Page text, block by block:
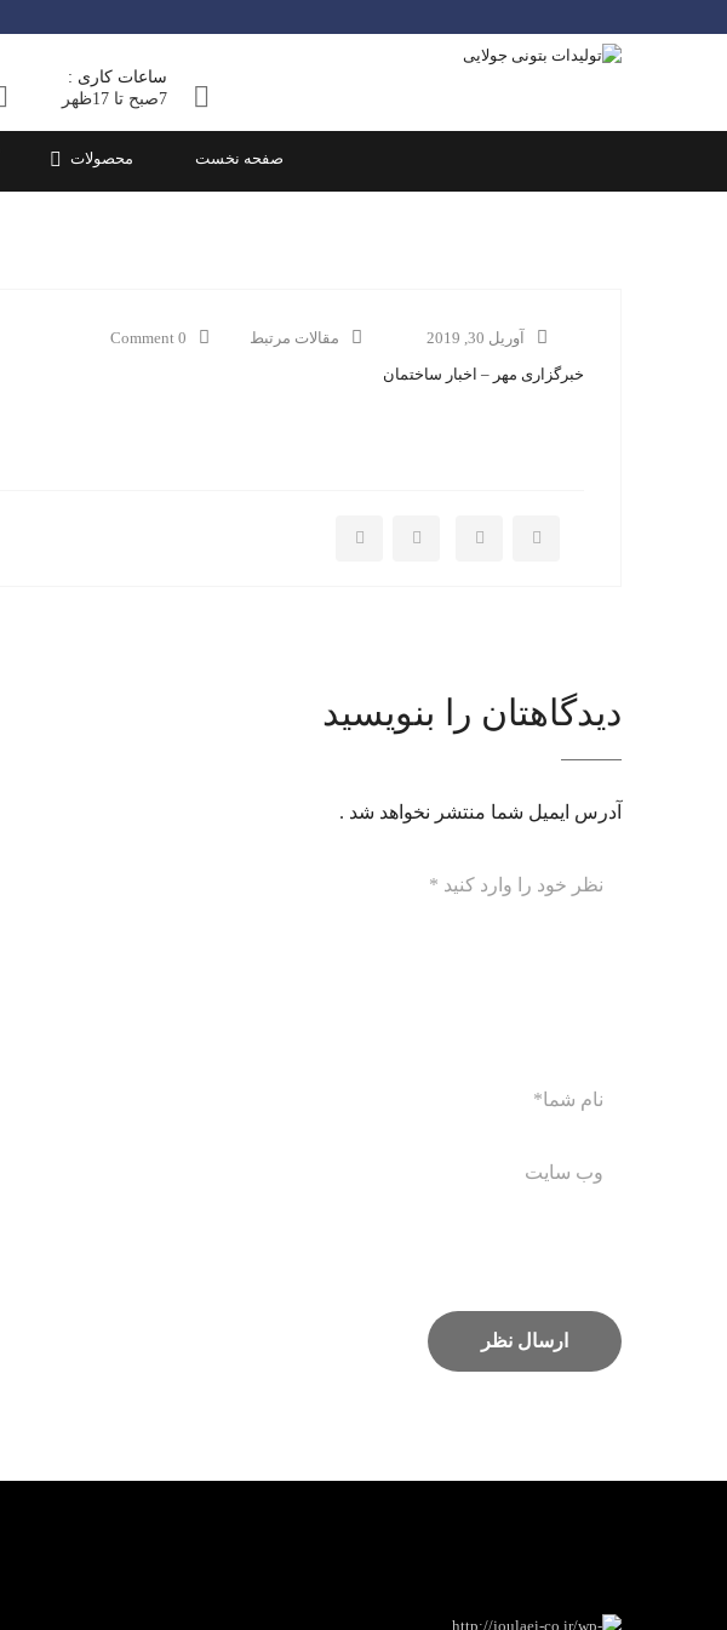
ساعات کاری :
7صبح تا 17ظهر
صفحه نخست محصولات
آوریل 30, 2019 مقالات مرتبط
0 Comment
خبرگزاری مهر – اخبار ساختمان
دیدگاهتان را بنویسید
آدرس ایمیل شما منتشر نخواهد شد .
کول دو تکه انباری ۱۴۰
کول انباری تخم مرغی
کول انباری کف تخت